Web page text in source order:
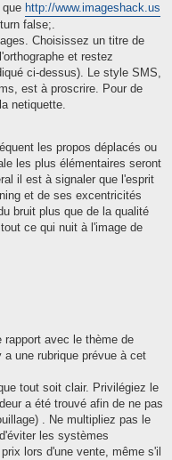
http://www.imageshack.us
false;.
Choisissez un titre de
et restez
ci-dessus). Le style SMS,
est à proscrire. Pour de
netiquette.
les propos déplacés ou
les plus élémentaires seront
il est à signaler que l'esprit
et de ses excentricités
bruit plus que de la qualité
ce qui nuit à l'image de
rapport avec le thème de
une rubrique prévue à cet
tout soit clair. Privilégiez le
a été trouvé afin de ne pas
. Ne multipliez pas le
les systèmes
lors d'une vente, même s'il